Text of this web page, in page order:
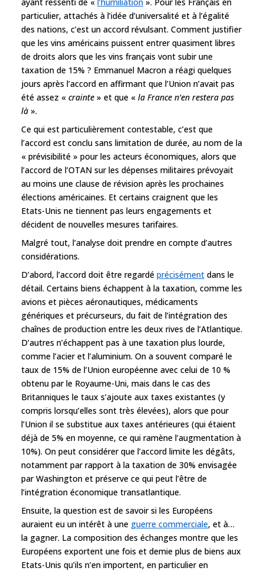
particulier, attachés à l’idée d’universalité et à l’égalité
des nations, c’est un accord révulsant. Comment justifier
que les vins américains puissent entrer quasiment libres
de droits alors que les vins français vont subir une
taxation de 15% ? Emmanuel Macron a réagi quelques
jours après l’accord en affirmant que l’Union n’avait pas
été assez « crainte » et que « la France n’en restera pas
là ».
Ce qui est particulièrement contestable, c’est que
l’accord est conclu sans limitation de durée, au nom de la
« prévisibilité » pour les acteurs économiques, alors que
l’accord de l’OTAN sur les dépenses militaires prévoyait
au moins une clause de révision après les prochaines
élections américaines. Et certains craignent que les
Etats-Unis ne tiennent pas leurs engagements et
décident de nouvelles mesures tarifaires.
Malgré tout, l’analyse doit prendre en compte d’autres
considérations.
D’abord, l’accord doit être regardé précisément dans le
détail. Certains biens échappent à la taxation, comme les
avions et pièces aéronautiques, médicaments
génériques et précurseurs, du fait de l’intégration des
chaînes de production entre les deux rives de l’Atlantique.
D’autres n’échappent pas à une taxation plus lourde,
comme l’acier et l’aluminium. On a souvent comparé le
taux de 15% de l’Union européenne avec celui de 10 %
obtenu par le Royaume-Uni, mais dans le cas des
Britanniques le taux s’ajoute aux taxes existantes (y
compris lorsqu’elles sont très élevées), alors que pour
l’Union il se substitue aux taxes antérieures (qui étaient
déjà de 5% en moyenne, ce qui ramène l’augmentation à
10%). On peut considérer que l’accord limite les dégâts,
notamment par rapport à la taxation de 30% envisagée
par Washington et préserve ce qui peut l’être de
l’intégration économique transatlantique.
Ensuite, la question est de savoir si les Européens
auraient eu un intérêt à une guerre commerciale, et à…
la gagner. La composition des échanges montre que les
Européens exportent une fois et demie plus de biens aux
Etats-Unis qu’ils n’en importent, en particulier en